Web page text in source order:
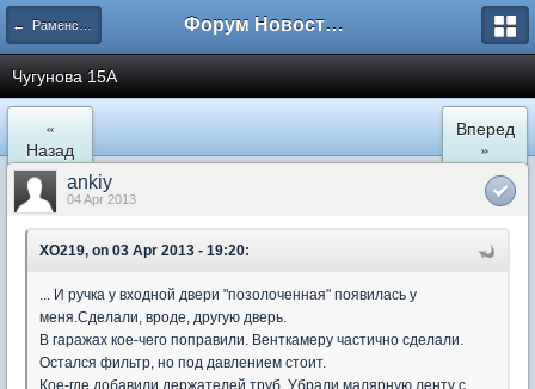
← Раменское Форум Новостройки
Чугунова 15А
«
Назад
Вперед
»
ankiy
04 Apr 2013
XO219, on 03 Apr 2013 - 19:20:
... И ручка у входной двери "позолоченная" появилась у
меня.Сделали, вроде, другую дверь.
В гаражах кое-чего поправили. Венткамеру частично сделали.
Остался фильтр, но под давлением стоит.
Кое-где добавили держателей труб. Убрали малярную ленту с